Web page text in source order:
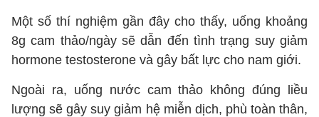
Một số thí nghiệm gần đây cho thấy, uống khoảng
8g cam thảo/ngày sẽ dẫn đến tình trạng suy giảm
hormone testosterone và gây bất lực cho nam giới.
Ngoài ra, uống nước cam thảo không đúng liều
lượng sẽ gây suy giảm hệ miễn dịch, phù toàn thân,